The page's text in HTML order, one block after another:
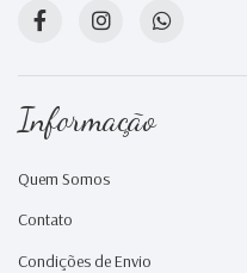
Informação
Quem Somos
Contato
Condições de Envio